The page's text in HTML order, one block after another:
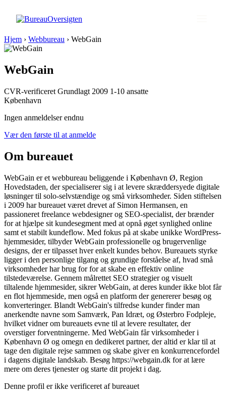
Hjem › Webbureau › WebGain
WebGain
CVR-verificeret Grundlagt 2009 1-10 ansatte
København
Ingen anmeldelser endnu
Vær den første til at anmelde
Om bureauet
WebGain er et webbureau beliggende i København Ø, Region
Hovedstaden, der specialiserer sig i at levere skræddersyede digitale
løsninger til solo-selvstændige og små virksomheder. Siden stiftelsen
i 2009 har bureauet været drevet af Simon Hermansen, en
passioneret freelance webdesigner og SEO-specialist, der brænder
for at hjælpe sit kundesegment med at opnå øget synlighed online
samt et stabilt kundeflow. Med fokus på at skabe unikke WordPress-
hjemmesider, tilbyder WebGain professionelle og brugervenlige
designs, der er tilpasset hver enkelt kundes behov. Bureauets styrke
ligger i den personlige tilgang og grundige forståelse af, hvad små
virksomheder har brug for for at skabe en effektiv online
tilstedeværelse. Gennem målrettet SEO strategier og visuelt
tiltalende hjemmesider, sikrer WebGain, at deres kunder ikke blot får
en flot hjemmeside, men også en platform der genererer besøg og
konverteringer. Blandt WebGain's tilfredse kunder finder man
anerkendte navne som Samværk, Pan Idræt, og Østerbro Fodpleje,
hvilket vidner om bureauets evne til at levere resultater, der
overstiger forventningerne. Med WebGain får virksomheder i
København Ø og omegn en dedikeret partner, der altid er klar til at
tage den digitale rejse sammen og skabe giver en konkurrencefordel
i dagens digitale landskab. Besøg https://webgain.dk for at lære
mere om deres tjenester og starte dit projekt i dag.
Denne profil er ikke verificeret af bureauet